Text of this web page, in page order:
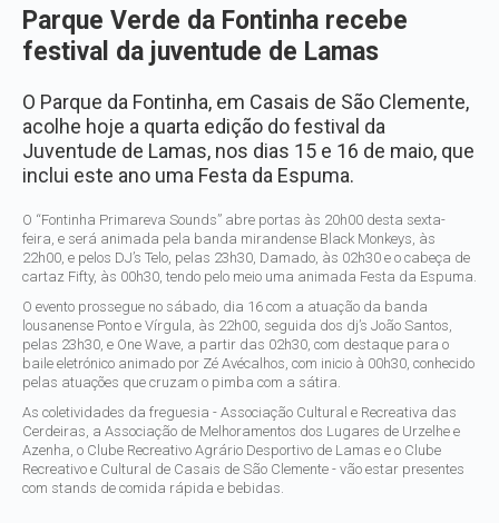
Parque Verde da Fontinha recebe
festival da juventude de Lamas
O Parque da Fontinha, em Casais de São Clemente,
acolhe hoje a quarta edição do festival da
Juventude de Lamas, nos dias 15 e 16 de maio, que
inclui este ano uma Festa da Espuma.
O “Fontinha Primareva Sounds” abre portas às 20h00 desta sexta-
feira, e será animada pela banda mirandense Black Monkeys, às
22h00, e pelos DJ’s Telo, pelas 23h30, Damado, às 02h30 e o cabeça de
cartaz Fifty, às 00h30, tendo pelo meio uma animada Festa da Espuma.
O evento prossegue no sábado, dia 16 com a atuação da banda
lousanense Ponto e Vírgula, às 22h00, seguida dos dj’s João Santos,
pelas 23h30, e One Wave, a partir das 02h30, com destaque para o
baile eletrónico animado por Zé Avécalhos, com inicio à 00h30, conhecido
pelas atuações que cruzam o pimba com a sátira.
As coletividades da freguesia - Associação Cultural e Recreativa das
Cerdeiras, a Associação de Melhoramentos dos Lugares de Urzelhe e
Azenha, o Clube Recreativo Agrário Desportivo de Lamas e o Clube
Recreativo e Cultural de Casais de São Clemente - vão estar presentes
com stands de comida rápida e bebidas.